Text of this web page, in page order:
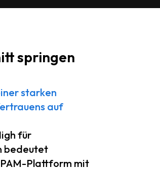
springen
starken
auf
für
bedeutet
Plattform mit